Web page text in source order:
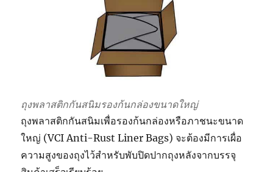
ถุงพลาสติกกันสนิมรองก้นกล่องขนาดใหญ่
ถุงพลาสติกกันสนิมเพื่อรองก้นกล่องหรือภาชนะขนาด
ใหญ่ (VCI Anti-Rust Liner Bags) จะต้องมีการเผื่อ
ความสูงของถุงไว้สำหรับพับปิดปากถุงหลังจากบรรจุ